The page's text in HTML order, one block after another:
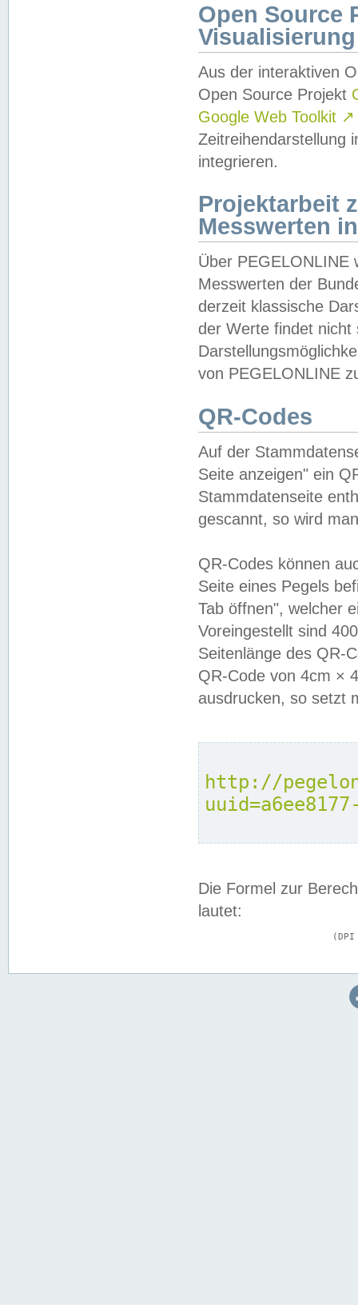
Open Source
Visualisierung
Aus der interaktiven
Open Source Projekt
Google Web Toolkit ↗
Zeitreihendarstellung
integrieren.
Projektarbeit
Messwerten
Über PEGELONLINE
Messwerten der
derzeit klassische
der Werte findet
von PEGELONLINE
QR-Codes
Auf der
Seite anzeigen" ein
Stammdatenseite
gescannt, so wird
QR-Codes können
Seite eines Pegels
Tab öffnen", welcher
Voreingestellt sind
Seitenlänge des QR-
QR-Code von 4cm ×
ausdrucken, so setzt
http://
Die Formel zur
lautet: